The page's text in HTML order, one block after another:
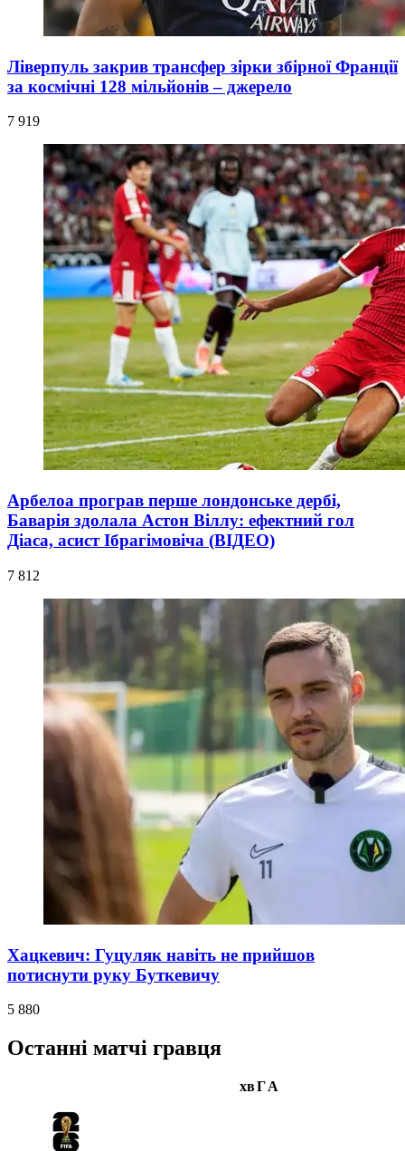
Ліверпуль закрив трансфер зірки збірної Франції
за космічні 128 мільйонів – джерело
7 919
Арбелоа програв перше лондонське дербі,
Баварія здолала Астон Віллу: ефектний гол
Діаса, асист Ібрагімовіча (ВІДЕО)
7 812
Хацкевич: Гуцуляк навіть не прийшов
потиснути руку Буткевичу
5 880
Останні матчі гравця
хвГА